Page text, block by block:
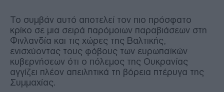
Το συμβάν αυτό αποτελεί τον πιο πρόσφατο
κρίκο σε μια σειρά παρόμοιων παραβιάσεων στη
Φινλανδία και τις χώρες της Βαλτικής,
ενισχύοντας τους φόβους των ευρωπαϊκών
κυβερνήσεων ότι ο πόλεμος της Ουκρανίας
αγγίζει πλέον απειλητικά τη βόρεια πτέρυγα της
Συμμαχίας.